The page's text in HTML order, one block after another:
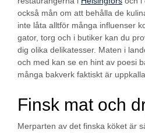
också mån om att behålla de
inte låta alltför många influenser
gator, torg och i butiker kan du
dig olika delikatesser. Maten i
och med kan se en hint av poesi
många bakverk faktiskt är
Finsk mat och
Merparten av det finska köket är